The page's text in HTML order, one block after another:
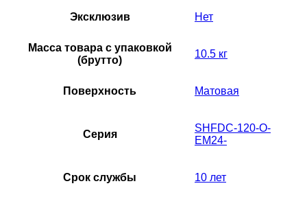
Эксклюзив Нет
Масса товара с упаковкой
(брутто)
10.5 кг
Поверхность Матовая
Серия
SHFDC-120-O-
EM24-
Срок службы 10 лет